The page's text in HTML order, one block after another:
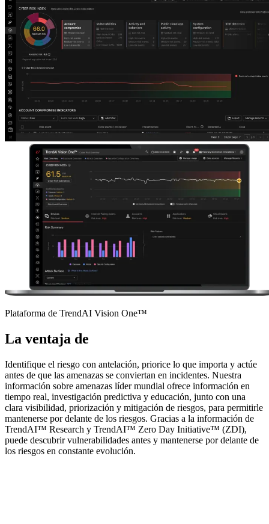
Plataforma de TrendAI Vision One™
La ventaja de
Identifique el riesgo con antelación, priorice lo que importa y actúe
antes de que las amenazas se conviertan en incidentes. Nuestra
información sobre amenazas líder mundial ofrece información en
tiempo real, investigación predictiva y educación, junto con una
clara visibilidad, priorización y mitigación de riesgos, para permitirle
mantenerse por delante de los riesgos. Gracias a la información de
TrendAI™ Research y TrendAI™ Zero Day Initiative™ (ZDI),
puede descubrir vulnerabilidades antes y mantenerse por delante de
los riesgos en constante evolución.